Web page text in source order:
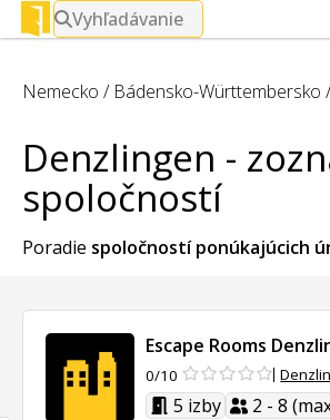
Vyhľadávanie
Nemecko / Bádensko-Württembersko
Denzlingen -
spoločností
Poradie spoločností ponúkajúcich
Escape Rooms
0/10
5 izby 2 - 8